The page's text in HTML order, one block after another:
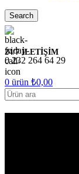
Search
24/7 İLETİŞİM
0 232 264 64 29
0 ürün ₺0,00